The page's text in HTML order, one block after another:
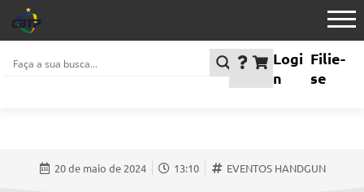
Logi
n
Filie-
se
20 de maio de 2024 13:10 EVENTOS HANDGUN